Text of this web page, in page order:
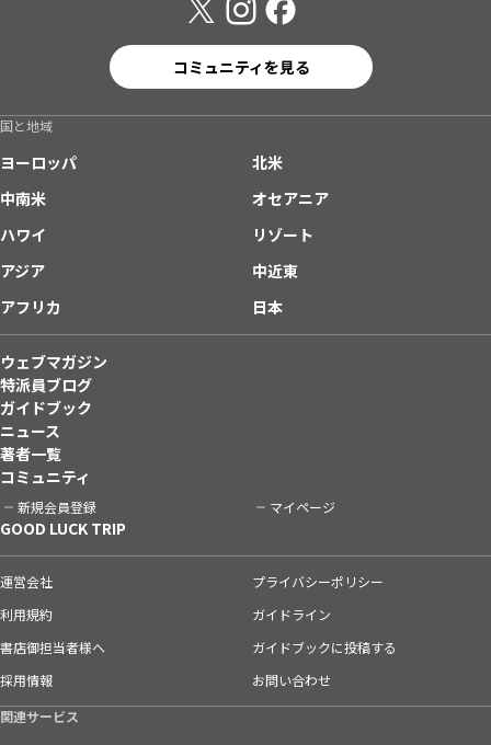
コミュニティを見る
国と地域
ヨーロッパ
北米
中南米
オセアニア
ハワイ
リゾート
アジア
中近東
アフリカ
日本
ウェブマガジン
特派員ブログ
ガイドブック
ニュース
著者一覧
コミュニティ
新規会員登録 マイページ
GOOD LUCK TRIP
運営会社
プライバシーポリシー
利用規約
ガイドライン
書店御担当者様へ
ガイドブックに投稿する
採用情報
お問い合わせ
関連サービス